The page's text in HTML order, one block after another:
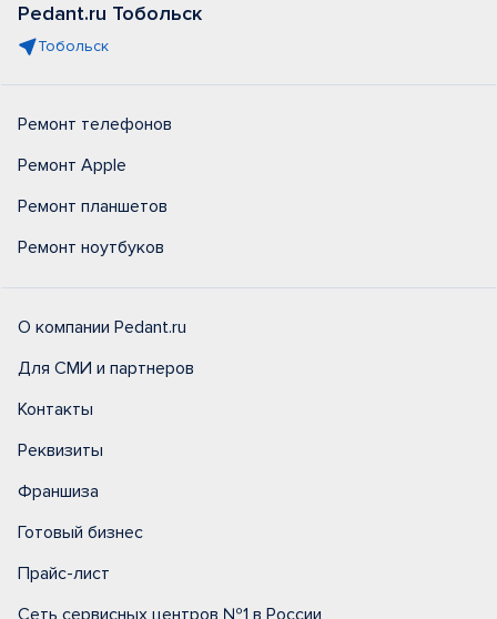
Pedant.ru Тобольск
Тобольск
Ремонт телефонов
Ремонт Apple
Ремонт планшетов
Ремонт ноутбуков
О компании Pedant.ru
Для СМИ и партнеров
Контакты
Реквизиты
Франшиза
Готовый бизнес
Прайс-лист
Сеть сервисных центров №1 в России